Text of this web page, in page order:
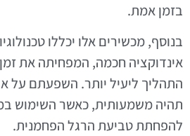
בזמן אמת.
בנוסף, מכשירים אלו יכללו
אינדוקציה חכמה, המפחיתה את
התהליך ליעיל יותר. השפעתם על
תהיה משמעותית, כאשר השימוש
להפחתת טביעת הרגל הפחמנית.